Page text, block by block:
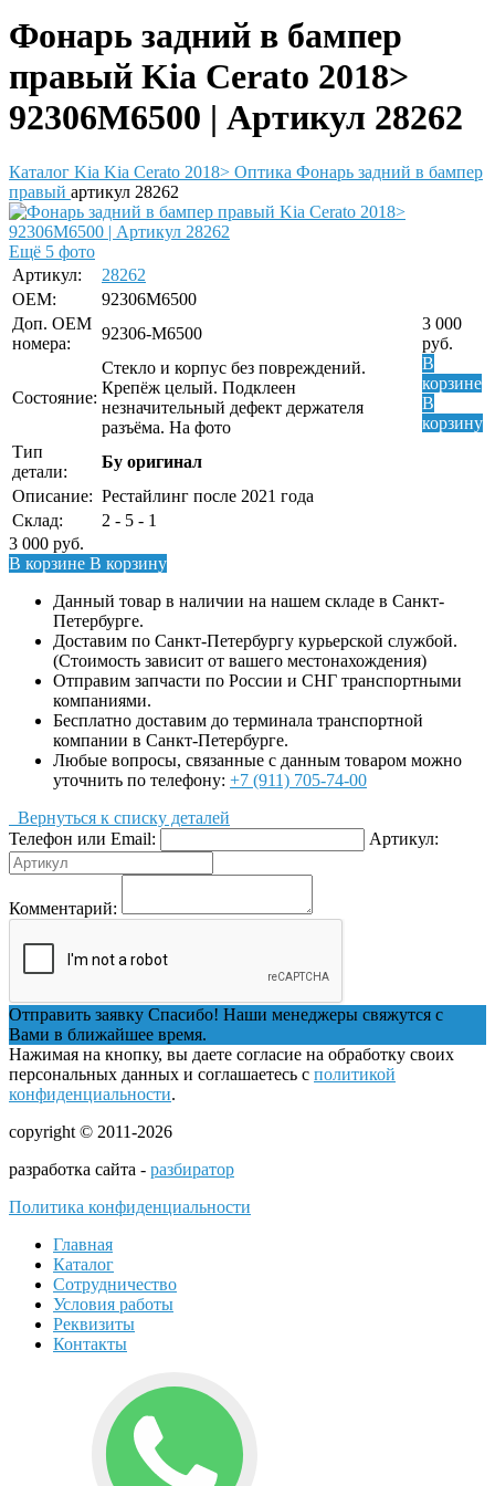
Фонарь задний в бампер
правый Kia Cerato 2018>
92306M6500 | Артикул 28262
Каталог Kia Kia Cerato 2018> Оптика Фонарь задний в бампер
правый артикул 28262
Ещё 5 фото
Артикул:
28262
3 000
руб.
В
корзине
В
корзину
OEM:
92306M6500
Доп. ОЕМ
номера:
92306-M6500
Состояние:
Стекло и корпус без повреждений.
Крепёж целый. Подклеен
незначительный дефект держателя
разъёма. На фото
Тип
детали:
Бу оригинал
Описание: Рестайлинг после 2021 года
Склад:
2 - 5 - 1
3 000 руб.
В корзине В корзину
Данный товар в наличии на нашем складе в Санкт-
Петербурге.
Доставим по Санкт-Петербургу курьерской службой.
(Стоимость зависит от вашего местонахождения)
Отправим запчасти по России и СНГ транспортными
компаниями.
Бесплатно доставим до терминала транспортной
компании в Санкт-Петербурге.
Любые вопросы, связанные с данным товаром можно
уточнить по телефону: +7 (911) 705-74-00
Вернуться к списку деталей
Телефон или Email:
Артикул:
Комментарий:
Отправить заявку Спасибо! Наши менеджеры свяжутся с
Вами в ближайшее время.
Нажимая на кнопку, вы даете согласие на обработку своих
персональных данных и соглашаетесь с политикой
конфиденциальности.
copyright © 2011-2026
разработка сайта - разбиратор
Политика конфиденциальности
Главная
Каталог
Сотрудничество
Условия работы
Реквизиты
Контакты